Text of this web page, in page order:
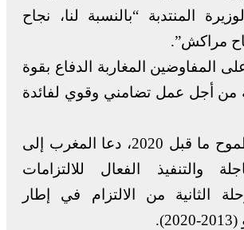
المنتدبة “بالنسبة لنا، نجاح
مراكش”.
المفاوضين المغاربة الدفاع بقوة
من أجل عمل تضامني وقوي لفائدة
وفيما يتعلق بطموح ما قبل 2020، دعا المغرب إلى
والتنفيذ الفعال للالتزامات
الثانية من الالتزام في إطار